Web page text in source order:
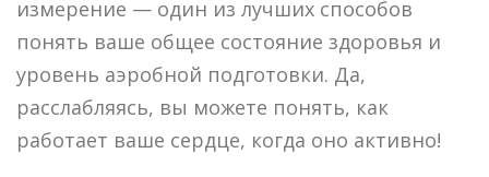
измерение — один из лучших способов
понять ваше общее состояние здоровья и
уровень аэробной подготовки. Да,
расслабляясь, вы можете понять, как
работает ваше сердце, когда оно активно!